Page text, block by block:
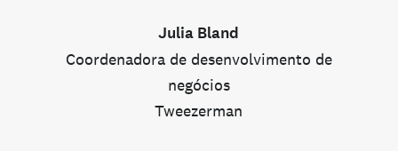
Julia Bland
Coordenadora de desenvolvimento de
negócios
Tweezerman